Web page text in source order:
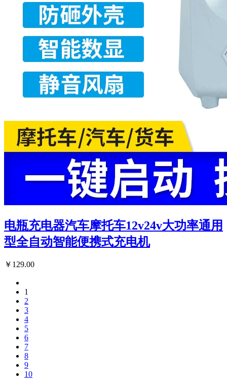
电瓶充电器汽车摩托车12v24v大功率通用
型全自动智能便携式充电机
￥129.00
1
2
3
4
5
6
7
8
9
10